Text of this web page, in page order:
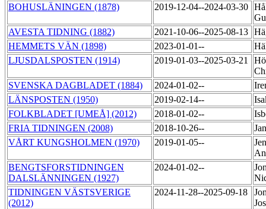
BOHUSLÄNINGEN (1878)
2019-12-04--2024-03-30
AVESTA TIDNING (1882)
2021-10-06--2025-08-13
HEMMETS VÄN (1898)
2023-01-01--
LJUSDALSPOSTEN (1914)
2019-01-03--2025-03-21
SVENSKA DAGBLADET (1884)
2024-01-02--
LÄNSPOSTEN (1950)
2019-02-14--
FOLKBLADET [UMEÅ] (2012)
2018-01-02--
FRIA TIDNINGEN (2008)
2018-10-26--
VÅRT KUNGSHOLMEN (1970)
2019-01-05--
BENGTSFORSTIDNINGEN
DALSLÄNNINGEN (1927)
2024-01-02--
TIDNINGEN VÄSTSVERIGE
(2012)
2024-11-28--2025-09-18